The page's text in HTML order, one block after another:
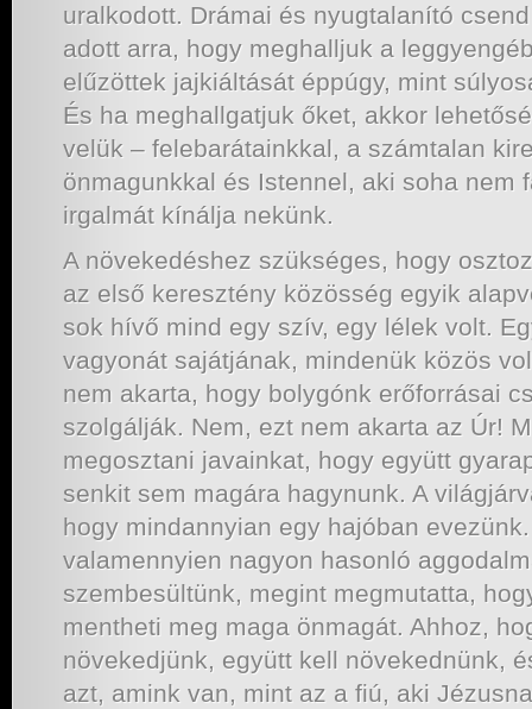
uralkodott. Drámai és nyugtalanító
adott arra, hogy meghalljuk a
elűzöttek jajkiáltását éppúgy, mint
És ha meghallgatjuk őket, akkor
velük – felebarátainkkal, a számtalan
önmagunkkal és Istennel, aki soha nem
irgalmát kínálja nekünk.
A növekedéshez szükséges, hogy
az első keresztény közösség egyik
sok hívő mind egy szív, egy lélek volt.
vagyonát sajátjának, mindenük közös
nem akarta, hogy bolygónk erőforrásai
szolgálják. Nem, ezt nem akarta az Úr!
megosztani javainkat, hogy együtt
senkit sem magára hagynunk. A
hogy mindannyian egy hajóban
valamennyien nagyon hasonló
szembesültünk, megint megmutatta,
mentheti meg maga önmagát. Ahhoz,
növekedjünk, együtt kell növekednünk,
azt, amink van, mint az a fiú, aki